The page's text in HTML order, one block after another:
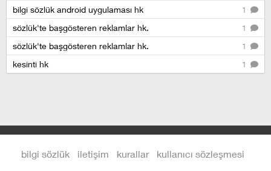
1
bilgi sözlük android uygulaması hk
1
sözlük'te başgösteren reklamlar hk.
1
sözlük'te başgösteren reklamlar hk.
1
kesinti hk
bilgi sözlük iletişim kurallar kullanıcı sözleşmesi